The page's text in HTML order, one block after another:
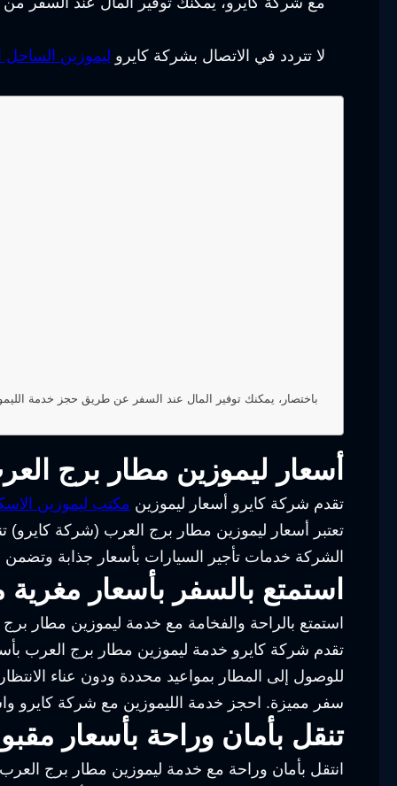
لا تتردد في الاتصال بشركة كايرو ليموزين الساحل
باختصار، يمكنك توفير المال عند السفر عن طريق حجز خدمة
أسعار ليموزين مطار برج
تقدم شركة كايرو أسعار ليموزين مكتب ليموزين
تعتبر أسعار ليموزين مطار برج العرب (شركة كايرو)
الشركة خدمات تأجير السيارات بأسعار جذابة
استمتع بالسفر بأسعار
استمتع بالراحة والفخامة مع خدمة ليموزين مطار
تقدم شركة كايرو خدمة ليموزين مطار برج العرب
للوصول إلى المطار بمواعيد محددة ودون عناء
سفر مميزة. احجز خدمة الليموزين مع شركة كايرو
تنقل بأمان وراحة بأسعار
انتقل بأمان وراحة مع خدمة ليموزين مطار برج